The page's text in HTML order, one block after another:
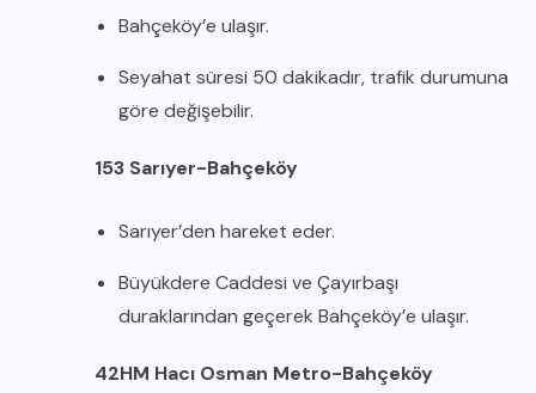
Bahçeköy’e ulaşır.
Seyahat süresi 50 dakikadır, trafik durumuna
göre değişebilir.
153 Sarıyer-Bahçeköy
Sarıyer’den hareket eder.
Büyükdere Caddesi ve Çayırbaşı
duraklarından geçerek Bahçeköy’e ulaşır.
42HM Hacı Osman Metro-Bahçeköy